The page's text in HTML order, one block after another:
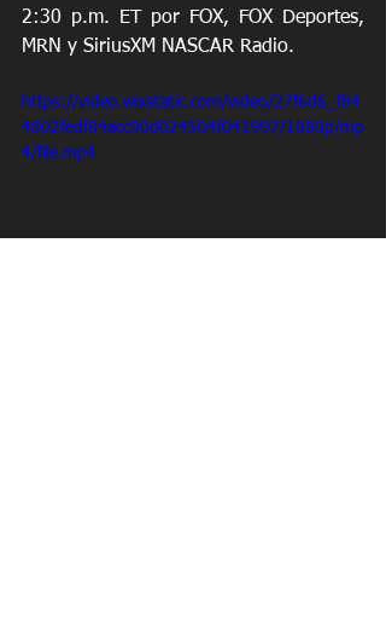
2:30 p.m. ET por FOX, FOX Deportes,
MRN y SiriusXM NASCAR Radio.
https://video.wixstatic.com/video/27f6d6_f84
4802fedf84acc90d024504f041997/1080p/mp
4/file.mp4